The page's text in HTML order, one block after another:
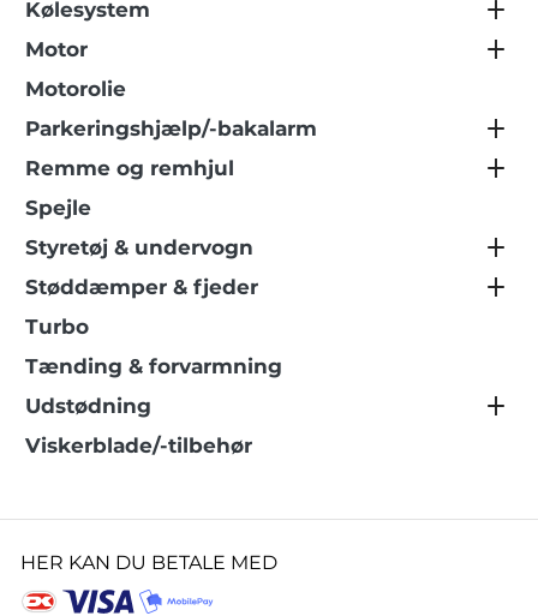
Kølesystem
Motor
Motorolie
Parkeringshjælp/-bakalarm
Remme og remhjul
Spejle
Styretøj & undervogn
Støddæmper & fjeder
Turbo
Tænding & forvarmning
Udstødning
Viskerblade/-tilbehør
HER KAN DU BETALE MED